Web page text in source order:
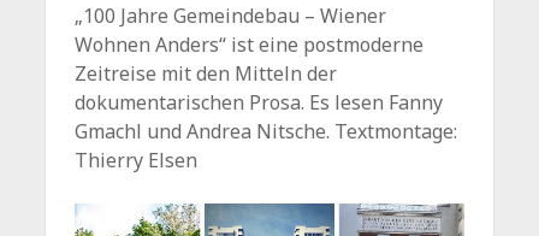
„100 Jahre Gemeindebau – Wiener
Wohnen Anders“ ist eine postmoderne
Zeitreise mit den Mitteln der
dokumentarischen Prosa. Es lesen Fanny
Gmachl und Andrea Nitsche. Textmontage:
Thierry Elsen